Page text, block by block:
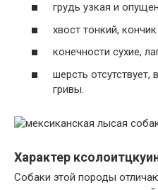
грудь узкая и
хвост тонкий,
конечности сухие,
шерсть
гривы.
Характер
Собаки этой породы